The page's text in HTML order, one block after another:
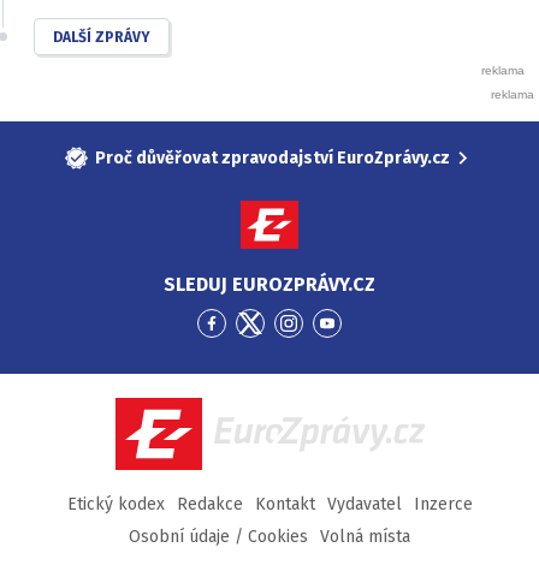
DALŠÍ ZPRÁVY
Proč důvěřovat zpravodajství EuroZprávy.cz
SLEDUJ EUROZPRÁVY.CZ
Přejít
Facebook
Přejít
Twitter
Přejít
Instagram
Přejít
YouTube
EuroZprávy.cz
Etický kodex Redakce Kontakt Vydavatel
Inzerce
Osobní údaje / Cookies
Volná místa